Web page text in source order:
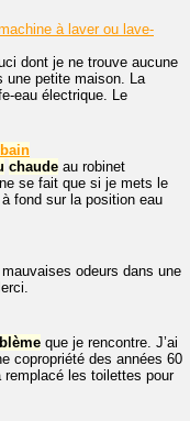
à laver ou lave-
dont je ne trouve aucune
une petite maison. La
eau électrique. Le
bain
chaude au robinet
ne se fait que si je mets le
fond sur la position eau
odeurs dans une
que je rencontre. J’ai
copropriété des années 60
remplacé les toilettes pour